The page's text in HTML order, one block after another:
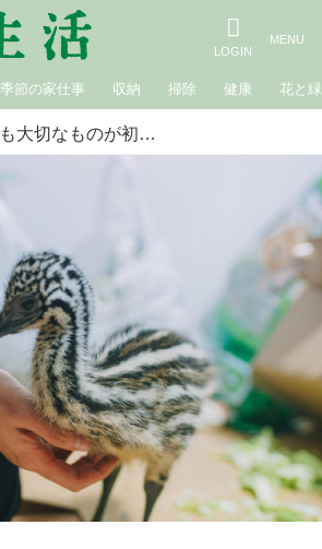
季節の家仕事 収納 掃除 健康 花と緑
自分よりも大切なものが初めてできた日のこと。山のエミューちゃん日記／砂漠